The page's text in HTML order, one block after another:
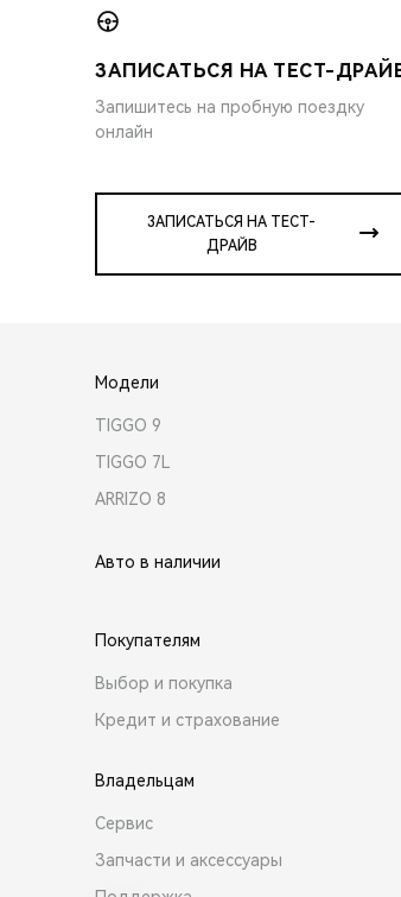
ЗАПИСАТЬСЯ НА ТЕСТ-
Запишитесь на пробную поездку
онлайн
ЗАПИСАТЬСЯ НА ТЕСТ-
ДРАЙВ
Модели
TIGGO 9
TIGGO 7L
ARRIZO 8
Авто в наличии
Покупателям
Выбор и покупка
Кредит и страхование
Владельцам
Сервис
Запчасти и аксессуары